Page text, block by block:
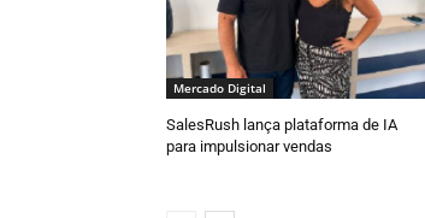
Mercado Digital
SalesRush lança plataforma de IA
para impulsionar vendas